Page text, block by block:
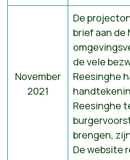
November
2021
De
brief aan de
de vele
Reesinghe
Reesinghe
brengen,
De website